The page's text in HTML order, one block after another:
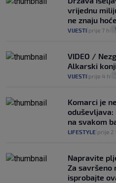
vrijednu
ne znaju
VIJESTI prije 7 h 1
VIDEO /
Alkarski
VIJESTI prije 4 h
Komarci je
na svakom
LIFESTYLE prije 2
Napravite
Za savršeno
isprobajte